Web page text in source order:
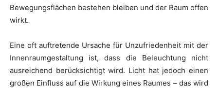
Bewegungsflächen bestehen bleiben und der Raum offen
wirkt.
Eine oft auftretende Ursache für Unzufriedenheit mit der
Innenraumgestaltung ist, dass die Beleuchtung nicht
ausreichend berücksichtigt wird. Licht hat jedoch einen
großen Einfluss auf die Wirkung eines Raumes – das wird